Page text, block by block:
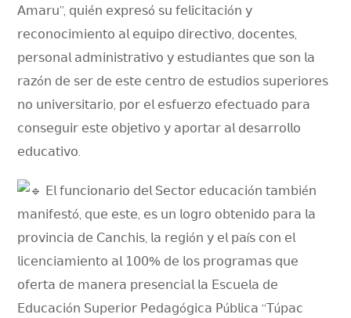
𝖠𝗆𝖺𝗋𝗎”, 𝗊𝗎𝗂é𝗇 𝖾𝗑𝗉𝗋𝖾𝗌ó 𝗌𝗎 𝖿𝖾𝗅𝗂𝖼𝗂𝗍𝖺𝖼𝗂ó𝗇 𝗒
𝗋𝖾𝖼𝗈𝗇𝗈𝖼𝗂𝗆𝗂𝖾𝗇𝗍𝗈 𝖺𝗅 𝖾𝗊𝗎𝗂𝗉𝗈 𝖽𝗂𝗋𝖾𝖼𝗍𝗂𝗏𝗈, 𝖽𝗈𝖼𝖾𝗇𝗍𝖾𝗌,
𝗉𝖾𝗋𝗌𝗈𝗇𝖺𝗅 𝖺𝖽𝗆𝗂𝗇𝗂𝗌𝗍𝗋𝖺𝗍𝗂𝗏𝗈 𝗒 𝖾𝗌𝗍𝗎𝖽𝗂𝖺𝗇𝗍𝖾𝗌 𝗊𝗎𝖾 𝗌𝗈𝗇 𝗅𝖺
𝗋𝖺𝗓ó𝗇 𝖽𝖾 𝗌𝖾𝗋 𝖽𝖾 𝖾𝗌𝗍𝖾 𝖼𝖾𝗇𝗍𝗋𝗈 𝖽𝖾 𝖾𝗌𝗍𝗎𝖽𝗂𝗈𝗌 𝗌𝗎𝗉𝖾𝗋𝗂𝗈𝗋𝖾𝗌
𝗇𝗈 𝗎𝗇𝗂𝗏𝖾𝗋𝗌𝗂𝗍𝖺𝗋𝗂𝗈, 𝗉𝗈𝗋 𝖾𝗅 𝖾𝗌𝖿𝗎𝖾𝗋𝗓𝗈 𝖾𝖿𝖾𝖼𝗍𝗎𝖺𝖽𝗈 𝗉𝖺𝗋𝖺
𝖼𝗈𝗇𝗌𝖾𝗀𝗎𝗂𝗋 𝖾𝗌𝗍𝖾 𝗈𝖻𝗃𝖾𝗍𝗂𝗏𝗈 𝗒 𝖺𝗉𝗈𝗋𝗍𝖺𝗋 𝖺𝗅 𝖽𝖾𝗌𝖺𝗋𝗋𝗈𝗅𝗅𝗈
𝖾𝖽𝗎𝖼𝖺𝗍𝗂𝗏𝗈.
𝖤𝗅 𝖿𝗎𝗇𝖼𝗂𝗈𝗇𝖺𝗋𝗂𝗈 𝖽𝖾𝗅 𝖲𝖾𝖼𝗍𝗈𝗋 𝖾𝖽𝗎𝖼𝖺𝖼𝗂ó𝗇 𝗍𝖺𝗆𝖻𝗂é𝗇
𝗆𝖺𝗇𝗂𝖿𝖾𝗌𝗍ó, 𝗊𝗎𝖾 𝖾𝗌𝗍𝖾, 𝖾𝗌 𝗎𝗇 𝗅𝗈𝗀𝗋𝗈 𝗈𝖻𝗍𝖾𝗇𝗂𝖽𝗈 𝗉𝖺𝗋𝖺 𝗅𝖺
𝗉𝗋𝗈𝗏𝗂𝗇𝖼𝗂𝖺 𝖽𝖾 𝖢𝖺𝗇𝖼𝗁𝗂𝗌, 𝗅𝖺 𝗋𝖾𝗀𝗂ó𝗇 𝗒 𝖾𝗅 𝗉𝖺í𝗌 𝖼𝗈𝗇 𝖾𝗅
𝗅𝗂𝖼𝖾𝗇𝖼𝗂𝖺𝗆𝗂𝖾𝗇𝗍𝗈 𝖺𝗅 𝟣𝟢𝟢% 𝖽𝖾 𝗅𝗈𝗌 𝗉𝗋𝗈𝗀𝗋𝖺𝗆𝖺𝗌 𝗊𝗎𝖾
𝗈𝖿𝖾𝗋𝗍𝖺 𝖽𝖾 𝗆𝖺𝗇𝖾𝗋𝖺 𝗉𝗋𝖾𝗌𝖾𝗇𝖼𝗂𝖺𝗅 𝗅𝖺 𝖤𝗌𝖼𝗎𝖾𝗅𝖺 𝖽𝖾
𝖤𝖽𝗎𝖼𝖺𝖼𝗂ó𝗇 𝖲𝗎𝗉𝖾𝗋𝗂𝗈𝗋 𝖯𝖾𝖽𝖺𝗀ó𝗀𝗂𝖼𝖺 𝖯ú𝖻𝗅𝗂𝖼𝖺 “𝖳ú𝗉𝖺𝖼